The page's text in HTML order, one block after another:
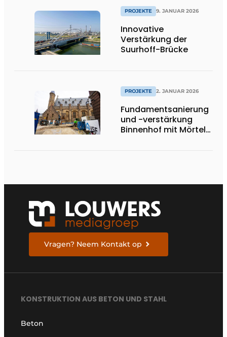
PROJEKTE 9. JANUAR 2026
Innovative
Verstärkung der
Suurhoff-Brücke
PROJEKTE 2. JANUAR 2026
Fundamentsanierung
und -verstärkung
Binnenhof mit Mörtel
Vragen? Neem Kontakt op
KONSTRUKTION AUS BETON UND STAHL
Beton